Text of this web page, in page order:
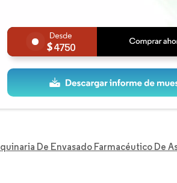
4750
De Envasado Farmacéutico De